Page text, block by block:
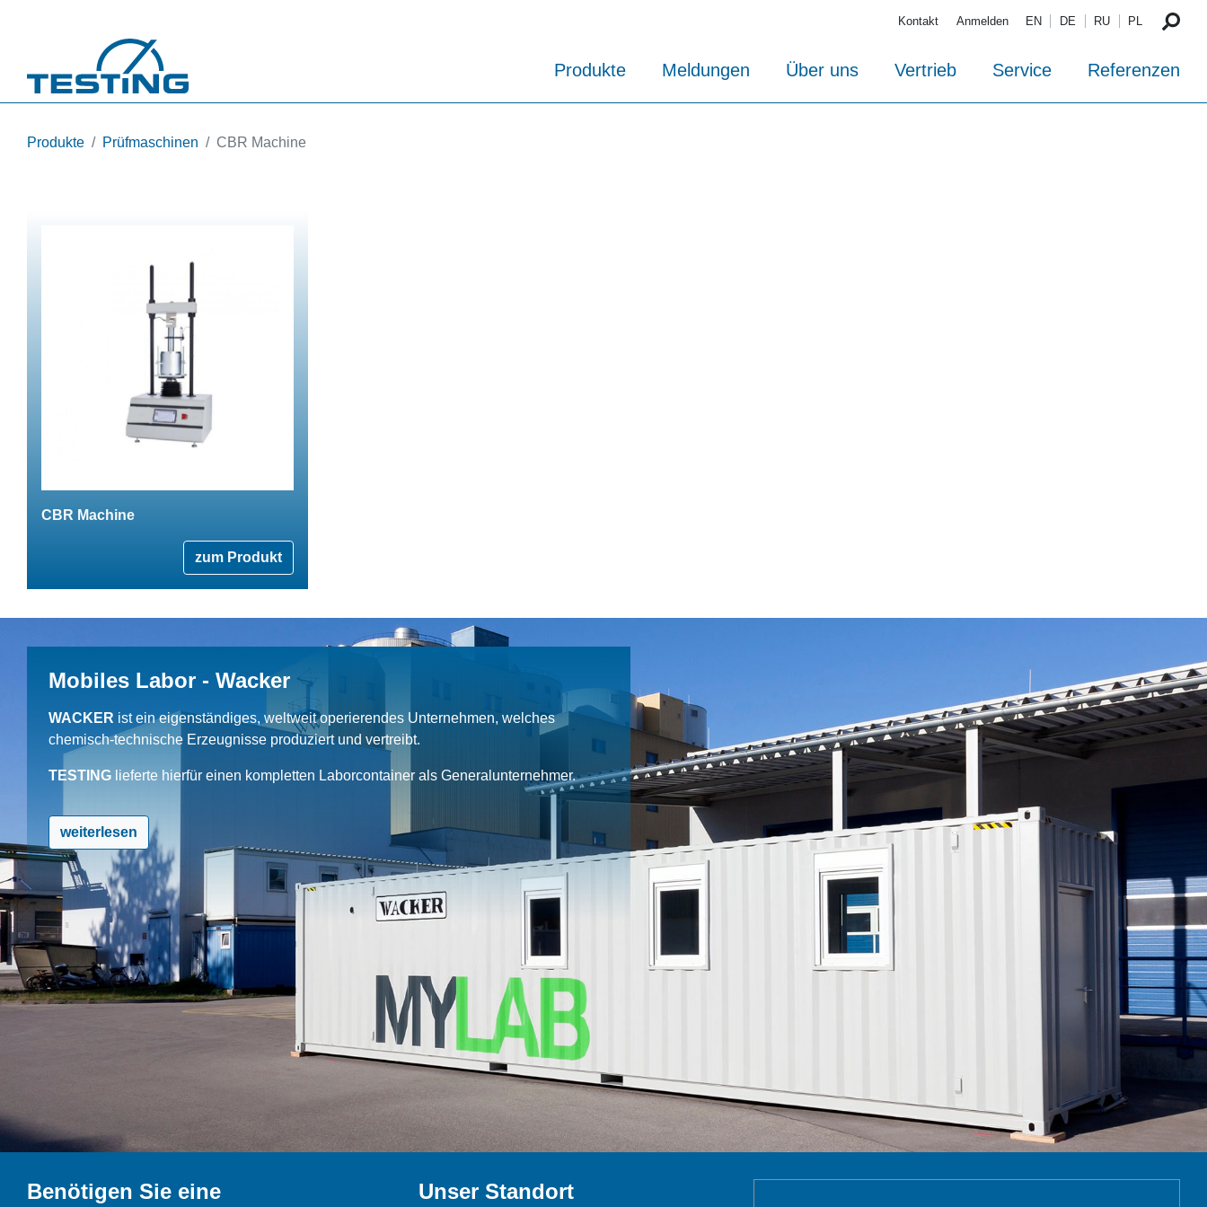
Kontakt Anmelden EN DE RU PL
Produkte Meldungen Über uns Vertrieb Service Referenzen
Produkte Prüfmaschinen CBR Machine
CBR Machine
zum Produkt
Mobiles Labor - Wacker
WACKER ist ein eigenständiges, weltweit operierendes Unternehmen, welches
chemisch-technische Erzeugnisse produziert und vertreibt.
TESTING lieferte hierfür einen kompletten Laborcontainer als Generalunternehmer.
weiterlesen
Benötigen Sie eine
Unser Standort